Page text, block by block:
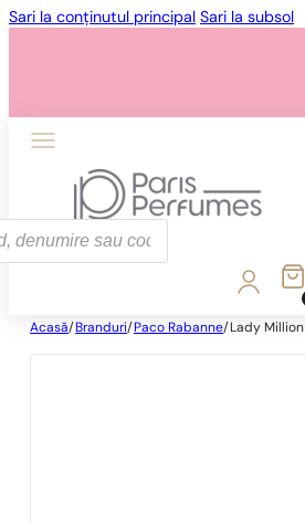
Sari la conținutul principal Sari la subsol
Acasă/ Branduri/ Paco Rabanne/ Lady Million